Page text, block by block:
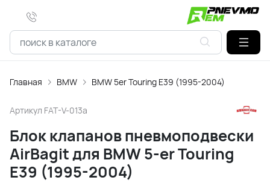
Главная BMW BMW 5er Touring E39 (1995-2004)
Артикул FAT-V-013a
Блок клапанов пневмоподвески
AirBagit для BMW 5-er Touring
E39 (1995-2004)